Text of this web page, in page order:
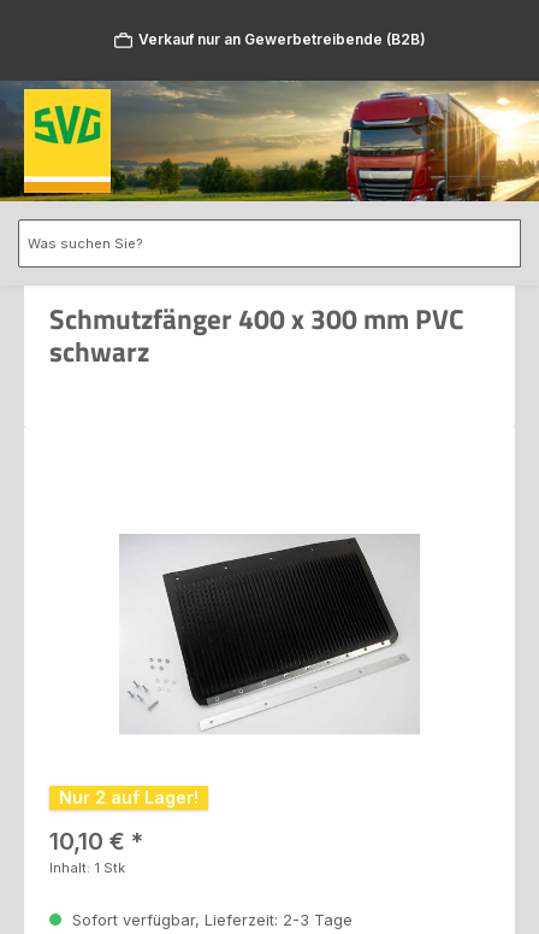
Verkauf nur an Gewerbetreibende (B2B)
Schmutzfänger 400 x 300 mm PVC
schwarz
Nur 2 auf Lager!
Regulärer Preis:
10,10 €
Inhalt: 1 Stk
Sofort verfügbar, Lieferzeit: 2-3 Tage